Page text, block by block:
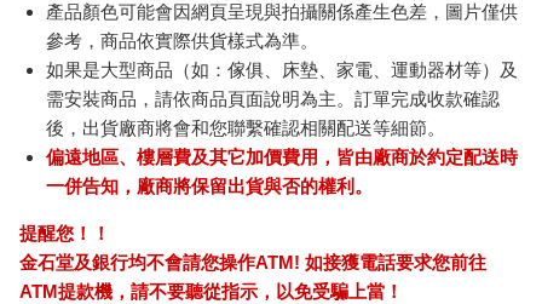
產品顏色可能會因網頁呈現與拍攝關係產生色差，圖片僅供
參考，商品依實際供貨樣式為準。
如果是大型商品（如：傢俱、床墊、家電、運動器材等）及
需安裝商品，請依商品頁面說明為主。訂單完成收款確認
後，出貨廠商將會和您聯繫確認相關配送等細節。
偏遠地區、樓層費及其它加價費用，皆由廠商於約定配送時
一併告知，廠商將保留出貨與否的權利。
提醒您！！
金石堂及銀行均不會請您操作ATM! 如接獲電話要求您前往
ATM提款機，請不要聽從指示，以免受騙上當！